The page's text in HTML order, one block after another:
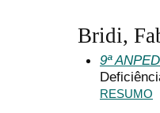
Bridi,
9ª
RESUMO